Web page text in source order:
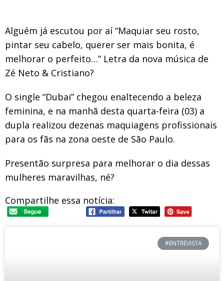
Alguém já escutou por aí “Maquiar seu rosto,
pintar seu cabelo, querer ser mais bonita, é
melhorar o perfeito…” Letra da nova música de
Zé Neto & Cristiano?
O single “Dubai” chegou enaltecendo a beleza
feminina, e na manhã desta quarta-feira (03) a
dupla realizou dezenas maquiagens profissionais
para os fãs na zona oeste de São Paulo.
Presentão surpresa para melhorar o dia dessas
mulheres maravilhas, né?
Compartilhe essa notícia:
#ENTREVISTA